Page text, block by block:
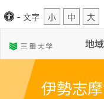
- 文字 小 中 大
地
伊勢志